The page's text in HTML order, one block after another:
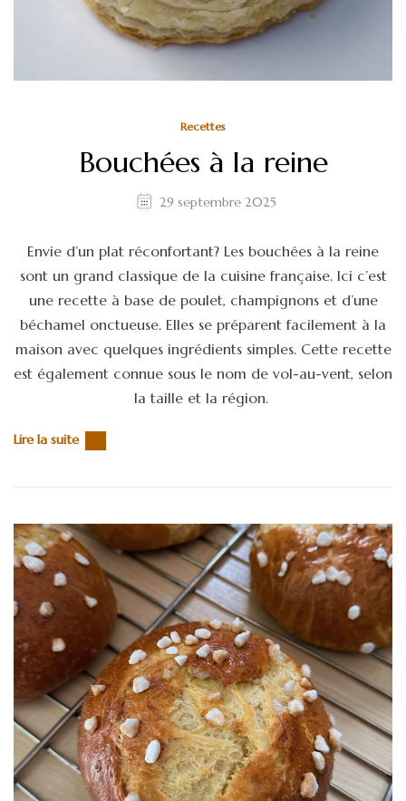
Recettes
Bouchées à la reine
29 septembre 2025
Envie d’un plat réconfortant? Les bouchées à la reine
sont un grand classique de la cuisine française. Ici c’est
une recette à base de poulet, champignons et d’une
béchamel onctueuse. Elles se préparent facilement à la
maison avec quelques ingrédients simples. Cette recette
est également connue sous le nom de vol-au-vent, selon
la taille et la région.
Lire la suite